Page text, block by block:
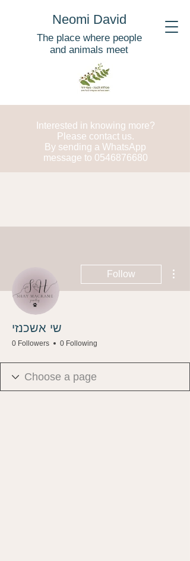
Neomi David
The place where people
and animals meet
Interested in knowing more?
Please contact us.
By sending a WhatsApp
message to 0546876680
Follow
שי אשכנזי
0 Followers 0 Following